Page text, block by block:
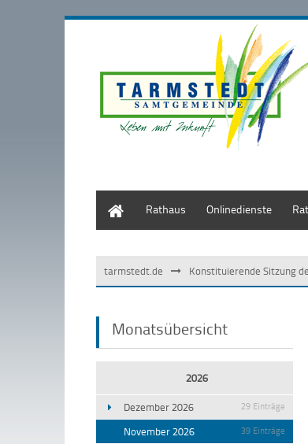
Rathaus Onlinedienste
tarmstedt.de Konstituierende Sitzung
Monatsübersicht
2026
Dezember 2026 29 Einträge
November 2026 39 Einträge